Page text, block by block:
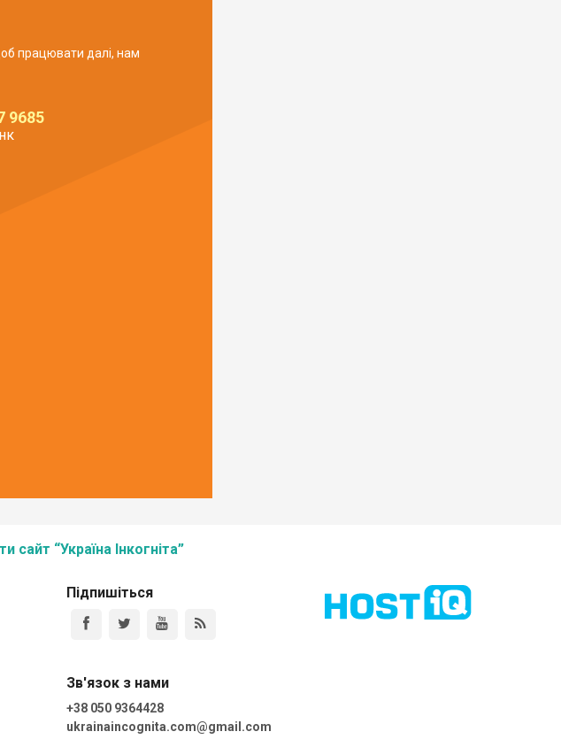
працювати далі, нам
9685
сайт “Україна Інкогніта”
Підпишіться
Зв'язок з нами
+38 050 9364428
ukrainaincognita.com@gmail.com